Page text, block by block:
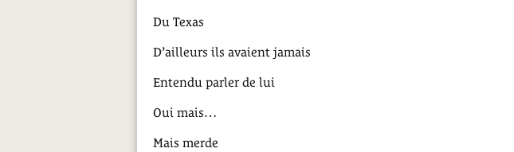
Du Texas
D’ailleurs ils avaient jamais
Entendu parler de lui
Oui mais…
Mais merde